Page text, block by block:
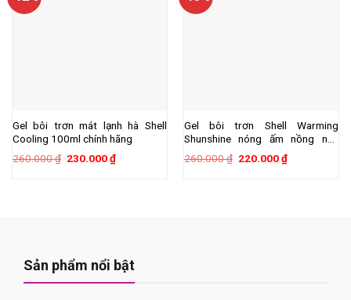
Gel bôi trơn mát lạnh hà Shell
Cooling 100ml chính hãng
260.000₫ Giá
230.000₫Giá
hiện
Gel bôi trơn Shell Warming
Shunshine nóng ấm nồng nàn
260.000₫ Giá
220.000₫Giá
hiện
Sản phẩm nổi bật